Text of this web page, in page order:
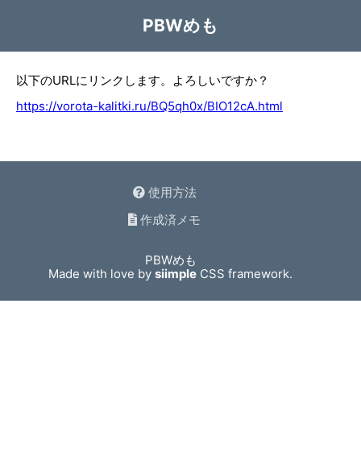
PBWめも
以下のURLにリンクします。よろしいですか？
https://vorota-kalitki.ru/BQ5qh0x/BIO12cA.html
使用方法
作成済メモ
PBWめも
Made with love bysiimple CSS framework.